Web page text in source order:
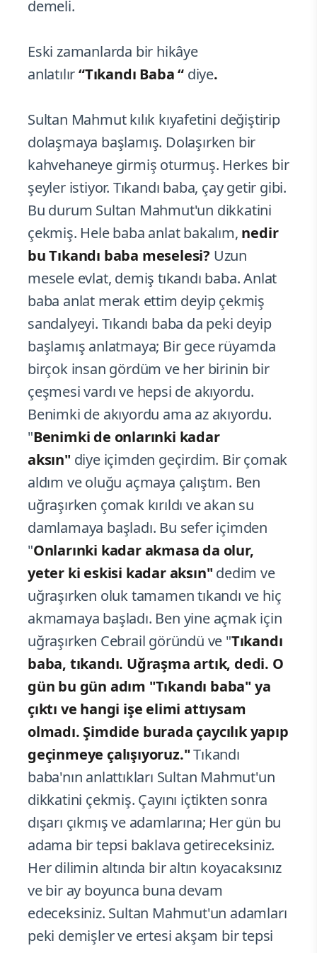
demeli.
Eski zamanlarda bir hikâye
anlatılır“Tıkandı Baba “ diye.
Sultan Mahmut kılık kıyafetini değiştirip
dolaşmaya başlamış. Dolaşırken bir
kahvehaneye girmiş oturmuş. Herkes bir
şeyler istiyor. Tıkandı baba, çay getir gibi.
Bu durum Sultan Mahmut'un dikkatini
çekmiş. Hele baba anlat bakalım, nedir
bu Tıkandı baba meselesi? Uzun
mesele evlat, demiş tıkandı baba. Anlat
baba anlat merak ettim deyip çekmiş
sandalyeyi. Tıkandı baba da peki deyip
başlamış anlatmaya; Bir gece rüyamda
birçok insan gördüm ve her birinin bir
çeşmesi vardı ve hepsi de akıyordu.
Benimki de akıyordu ama az akıyordu.
"Benimki de onlarınki kadar
aksın" diye içimden geçirdim. Bir çomak
aldım ve oluğu açmaya çalıştım. Ben
uğraşırken çomak kırıldı ve akan su
damlamaya başladı. Bu sefer içimden
"Onlarınki kadar akmasa da olur,
yeter ki eskisi kadar aksın" dedim ve
uğraşırken oluk tamamen tıkandı ve hiç
akmamaya başladı. Ben yine açmak için
uğraşırken Cebrail göründü ve "Tıkandı
baba, tıkandı. Uğraşma artık, dedi. O
gün bu gün adım "Tıkandı baba" ya
çıktı ve hangi işe elimi attıysam
olmadı. Şimdide burada çaycılık yapıp
geçinmeye çalışıyoruz."Tıkandı
baba'nın anlattıkları Sultan Mahmut'un
dikkatini çekmiş. Çayını içtikten sonra
dışarı çıkmış ve adamlarına; Her gün bu
adama bir tepsi baklava getireceksiniz.
Her dilimin altında bir altın koyacaksınız
ve bir ay boyunca buna devam
edeceksiniz. Sultan Mahmut'un adamları
peki demişler ve ertesi akşam bir tepsi